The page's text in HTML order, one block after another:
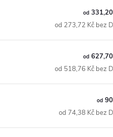
od
od 273,72 Kč bez
od
od 518,76 Kč bez
od
od 74,38 Kč bez